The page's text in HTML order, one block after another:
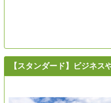
【スタンダード】ビジネス